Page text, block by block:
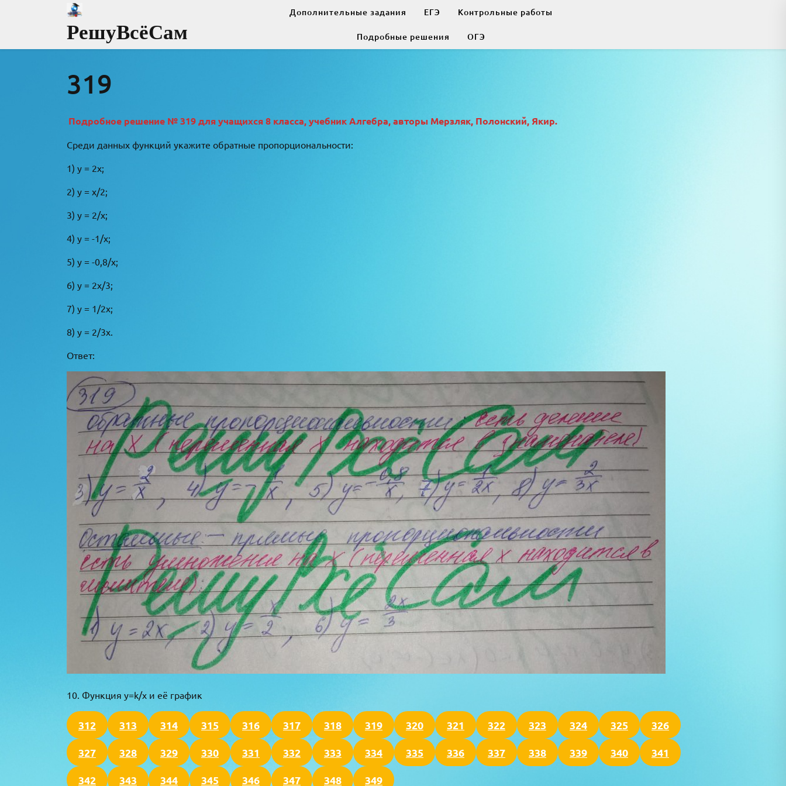
РешуВсёСам
Дополнительные задания ЕГЭ Контрольные работы
Подробные решения ОГЭ
319
Подробное решение № 319 для учащихся 8 класса, учебник Алгебра, авторы Мерзляк, Полонский, Якир.
Среди данных функций укажите обратные пропорциональности:
1) y = 2x;
2) y = x/2;
3) y = 2/x;
4) y = -1/x;
5) y = -0,8/x;
6) y = 2x/3;
7) y = 1/2x;
8) y = 2/3x.
Ответ:
10. Функция y=k/x и её график
312 313 314 315 316 317 318 319 320 321 322 323 324 325 326
327 328 329 330 331 332 333 334 335 336 337 338 339 340 341
342 343 344 345 346 347 348 349